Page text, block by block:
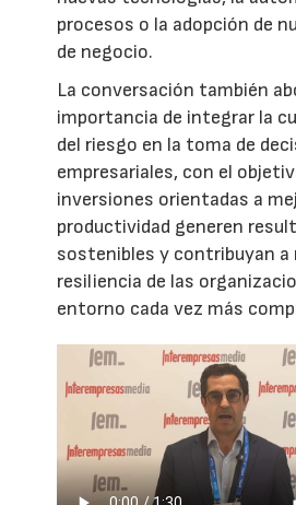
procesos o la adopción de
de negocio.
La conversación también
importancia de integrar la
del riesgo en la toma de
empresariales, con el
inversiones orientadas a
productividad generen
sostenibles y contribuyan a
resiliencia de las
entorno cada vez más